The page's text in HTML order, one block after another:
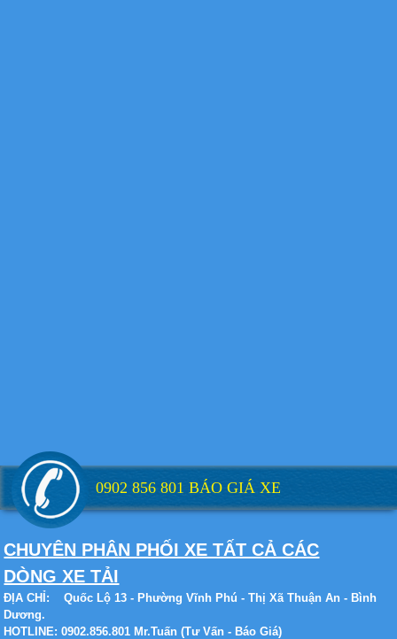
Xe tải Foton 990kg
0902 856 801 BÁO GIÁ XE
CHUYÊN PHÂN PHỐI XE TẤT CẢ CÁC
DÒNG XE TẢI
ĐỊA CHỈ:
Quốc Lộ 13 - Phường Vĩnh Phú - Thị Xã Thuận An - Bình
Dương.
HOTLINE: 0902.856.801 Mr.Tuấn (Tư Vấn - Báo Giá)